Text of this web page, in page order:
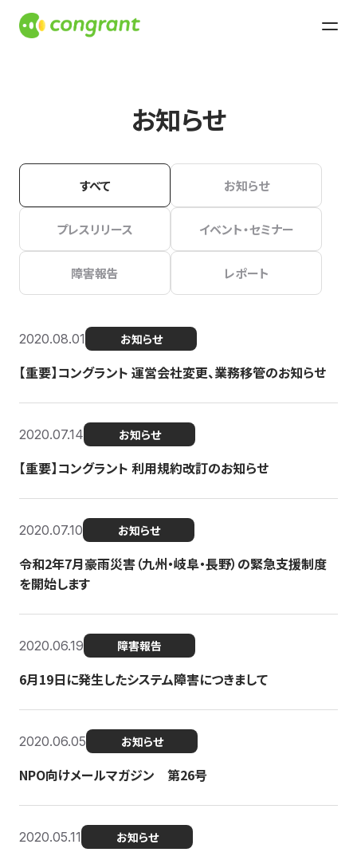
お知らせ
すべて お知らせ
プレスリリース イベント・セミナー
障害報告 レポート
2020.08.01 お知らせ
【重要】コングラント 運営会社変更、業務移管のお知らせ
2020.07.14 お知らせ
【重要】コングラント 利用規約改訂のお知らせ
2020.07.10 お知らせ
令和2年7月豪雨災害（九州・岐阜・長野）の緊急支援制度
を開始します
2020.06.19 障害報告
6月19日に発生したシステム障害につきまして
2020.06.05 お知らせ
NPO向けメールマガジン 第26号
2020.05.11 お知らせ